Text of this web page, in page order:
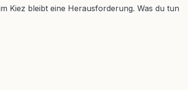
Kiez bleibt eine Herausforderung. Was du tun